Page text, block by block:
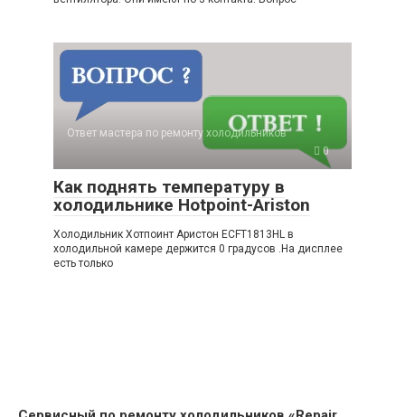
Ответ мастера по ремонту холодильников
0
Как поднять температуру в
холодильнике Hotpoint-Ariston
Холодильник Хотпоинт Аристон ECFT1813HL в
холодильной камере держится 0 градусов .На дисплее
есть только